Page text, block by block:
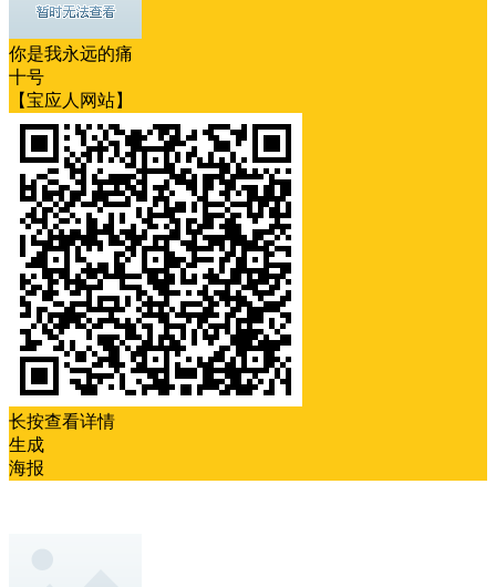
你是我永远的痛
十号
【宝应人网站】
长按查看详情
生成
海报